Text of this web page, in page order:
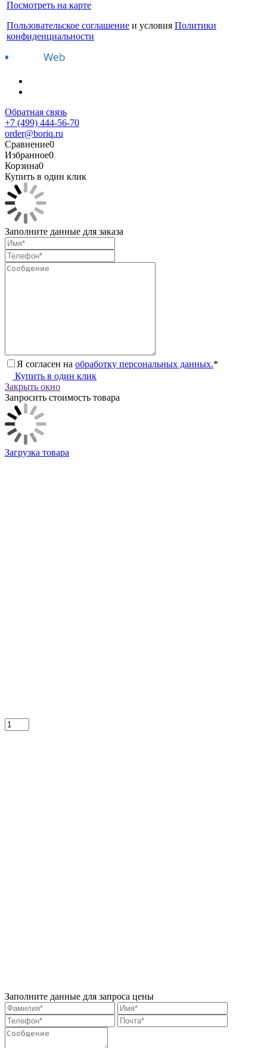
Посмотреть на карте
Пользовательское соглашение и условия Политики
конфиденциальности
Обратная связь
+7 (499) 444-56-70
order@boriq.ru
Сравнение0
Избранное0
Корзина0
Купить в один клик
Заполните данные для заказа
Я согласен на обработку персональных данных.*
Купить в один клик
Закрыть окно
Запросить стоимость товара
Загрузка товара
Заполните данные для запроса цены